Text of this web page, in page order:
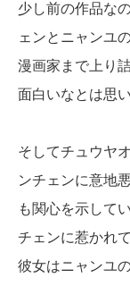
少し前の作品な
ェンとニャンユ
漫画家まで上り
面白いなとは思い
そしてチュウヤ
ンチェンに意地
も関心を示して
チェンに惹かれ
彼女はニャンユ